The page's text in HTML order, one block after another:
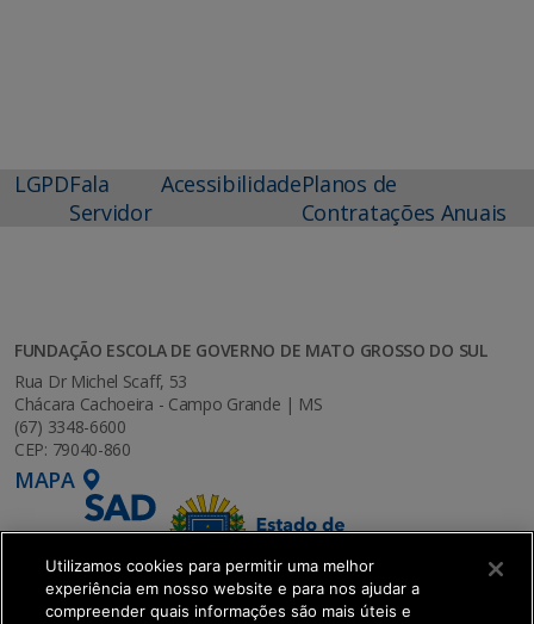
LGPDFala
Servidor
AcessibilidadePlanos de
Contratações Anuais
FUNDAÇÃO ESCOLA DE GOVERNO DE MATO GROSSO DO SUL
Rua Dr Michel Scaff, 53
Chácara Cachoeira - Campo Grande | MS
(67) 3348-6600
CEP: 79040-860
MAPA
Utilizamos cookies para permitir uma melhor
experiência em nosso website e para nos ajudar a
compreender quais informações são mais úteis e